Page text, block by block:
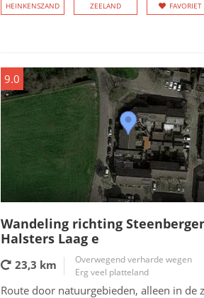
HEINKENSZAND ZEELAND FAVORIET
9.0
Wandeling richting
Halsters Laag e
23,3 km
Overwegend verharde wegen
Erg veel platteland
Route door natuurgebieden, alleen in de